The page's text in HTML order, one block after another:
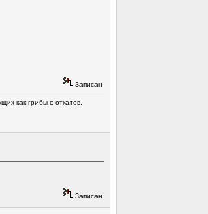
Записан
как грибы с откатов,
Записан